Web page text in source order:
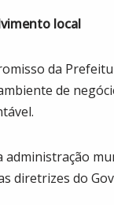
local
da
de
administração
diretrizes do